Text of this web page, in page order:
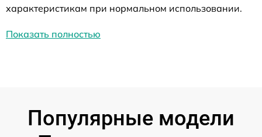
характеристикам при нормальном использовании.
Показать полностью
Популярные модели